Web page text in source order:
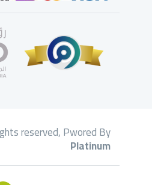
reserved, Pwored By
Platinum